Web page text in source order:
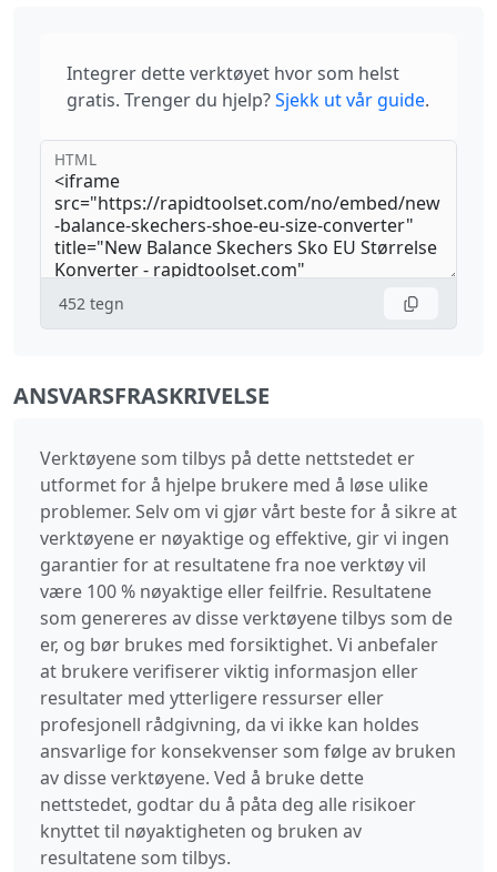
Integrer dette verktøyet hvor som helst
gratis. Trenger du hjelp?Sjekk ut vår guide.
HTML
452 tegn
ANSVARSFRASKRIVELSE
Verktøyene som tilbys på dette nettstedet er
utformet for å hjelpe brukere med å løse ulike
problemer. Selv om vi gjør vårt beste for å sikre at
verktøyene er nøyaktige og effektive, gir vi ingen
garantier for at resultatene fra noe verktøy vil
være 100 % nøyaktige eller feilfrie. Resultatene
som genereres av disse verktøyene tilbys som de
er, og bør brukes med forsiktighet. Vi anbefaler
at brukere verifiserer viktig informasjon eller
resultater med ytterligere ressurser eller
profesjonell rådgivning, da vi ikke kan holdes
ansvarlige for konsekvenser som følge av bruken
av disse verktøyene. Ved å bruke dette
nettstedet, godtar du å påta deg alle risikoer
knyttet til nøyaktigheten og bruken av
resultatene som tilbys.